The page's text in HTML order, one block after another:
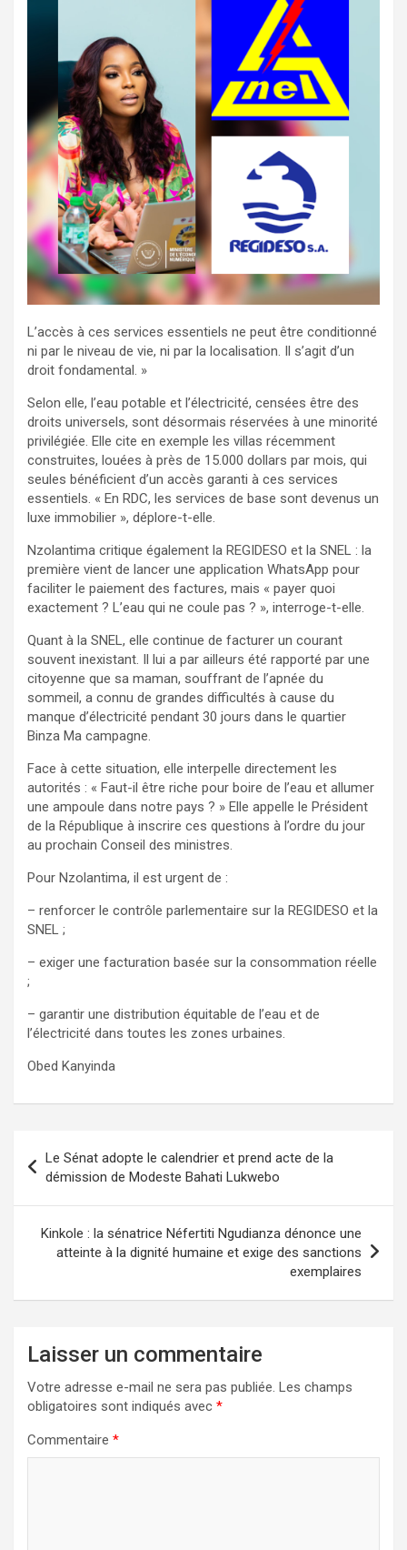
L’accès à ces services essentiels ne peut être conditionné
ni par le niveau de vie, ni par la localisation. Il s’agit d’un
droit fondamental. »
Selon elle, l’eau potable et l’électricité, censées être des
droits universels, sont désormais réservées à une minorité
privilégiée. Elle cite en exemple les villas récemment
construites, louées à près de 15.000 dollars par mois, qui
seules bénéficient d’un accès garanti à ces services
essentiels. « En RDC, les services de base sont devenus un
luxe immobilier », déplore-t-elle.
Nzolantima critique également la REGIDESO et la SNEL : la
première vient de lancer une application WhatsApp pour
faciliter le paiement des factures, mais « payer quoi
exactement ? L’eau qui ne coule pas ? », interroge-t-elle.
Quant à la SNEL, elle continue de facturer un courant
souvent inexistant. Il lui a par ailleurs été rapporté par une
citoyenne que sa maman, souffrant de l’apnée du
sommeil, a connu de grandes difficultés à cause du
manque d’électricité pendant 30 jours dans le quartier
Binza Ma campagne.
Face à cette situation, elle interpelle directement les
autorités : « Faut-il être riche pour boire de l’eau et allumer
une ampoule dans notre pays ? » Elle appelle le Président
de la République à inscrire ces questions à l’ordre du jour
au prochain Conseil des ministres.
Pour Nzolantima, il est urgent de :
– renforcer le contrôle parlementaire sur la REGIDESO et la
SNEL ;
– exiger une facturation basée sur la consommation réelle
;
– garantir une distribution équitable de l’eau et de
l’électricité dans toutes les zones urbaines.
Obed Kanyinda
de
l’article
Le Sénat adopte le calendrier et prend acte de la
démission de Modeste Bahati Lukwebo
Kinkole : la sénatrice Néfertiti Ngudianza dénonce une
atteinte à la dignité humaine et exige des sanctions
exemplaires
Laisser un commentaire
Votre adresse e-mail ne sera pas publiée. Les champs
obligatoires sont indiqués avec *
Commentaire *